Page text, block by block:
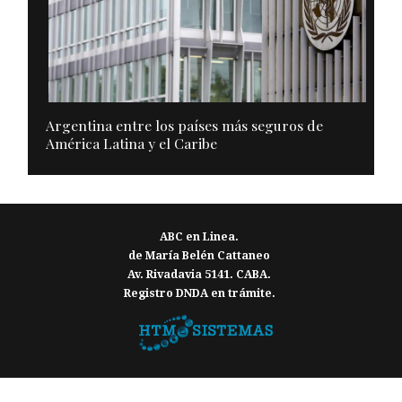
Argentina entre los países más seguros de
América Latina y el Caribe
ABC en Linea.
de María Belén Cattaneo
Av. Rivadavia 5141. CABA.
Registro DNDA en trámite.